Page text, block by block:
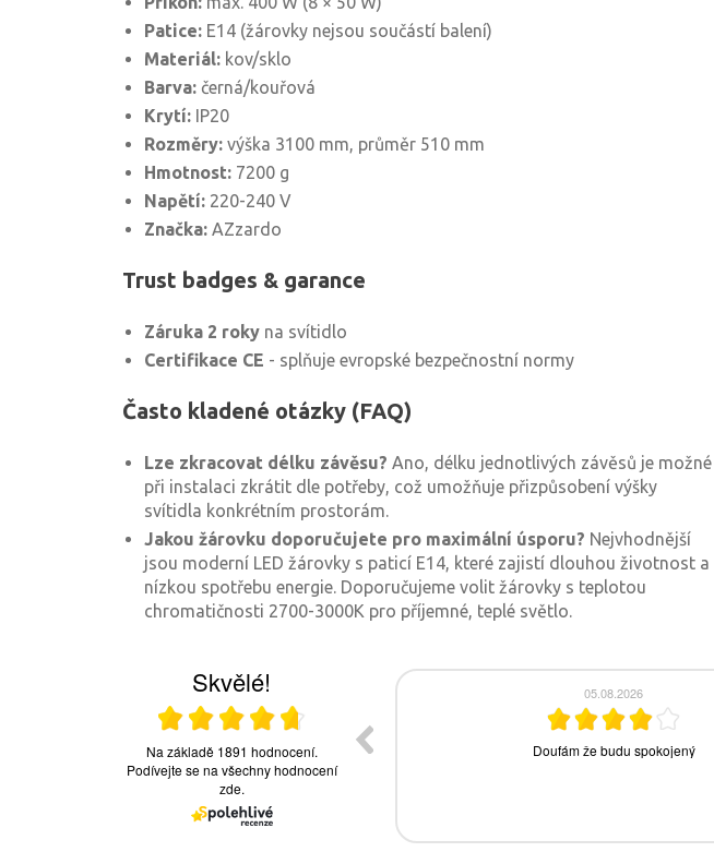
Patice: E14 (žárovky nejsou součástí balení)
Materiál: kov/sklo
Barva: černá/kouřová
Krytí: IP20
Rozměry: výška 3100 mm, průměr 510 mm
Hmotnost: 7200 g
Napětí: 220-240 V
Značka: AZzardo
Trust badges & garance
Záruka 2 roky na svítidlo
Certifikace CE - splňuje evropské bezpečnostní normy
Často kladené otázky (FAQ)
Lze zkracovat délku závěsu? Ano, délku jednotlivých závěsů je možné
při instalaci zkrátit dle potřeby, což umožňuje přizpůsobení výšky
svítidla konkrétním prostorám.
Jakou žárovku doporučujete pro maximální úsporu? Nejvhodnější
jsou moderní LED žárovky s paticí E14, které zajistí dlouhou životnost a
nízkou spotřebu energie. Doporučujeme volit žárovky s teplotou
chromatičnosti 2700-3000K pro příjemné, teplé světlo.